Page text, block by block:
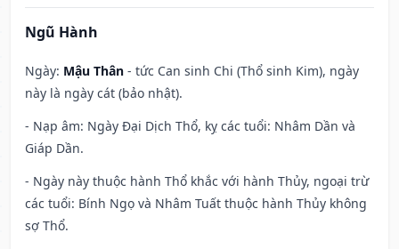
Ngũ Hành
Ngày: Mậu Thân - tức Can sinh Chi (Thổ sinh Kim), ngày
này là ngày cát (bảo nhật).
- Nạp âm: Ngày Đại Dịch Thổ, kỵ các tuổi: Nhâm Dần và
Giáp Dần.
- Ngày này thuộc hành Thổ khắc với hành Thủy, ngoại trừ
các tuổi: Bính Ngọ và Nhâm Tuất thuộc hành Thủy không
sợ Thổ.